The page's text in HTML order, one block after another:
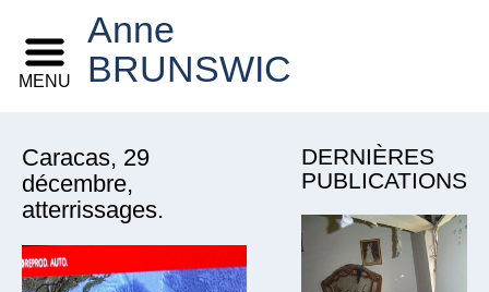
Anne
BRUNSWIC
MENU
Caracas, 29
décembre,
atterrissages.
DERNIÈRES
PUBLICATIONS